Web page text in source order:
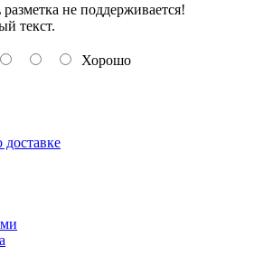
не поддерживается!
текст.
Хорошо